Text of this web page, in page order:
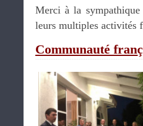
Merci à la sympathique
leurs multiples activités
Communauté